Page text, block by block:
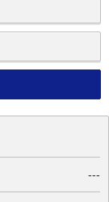
---